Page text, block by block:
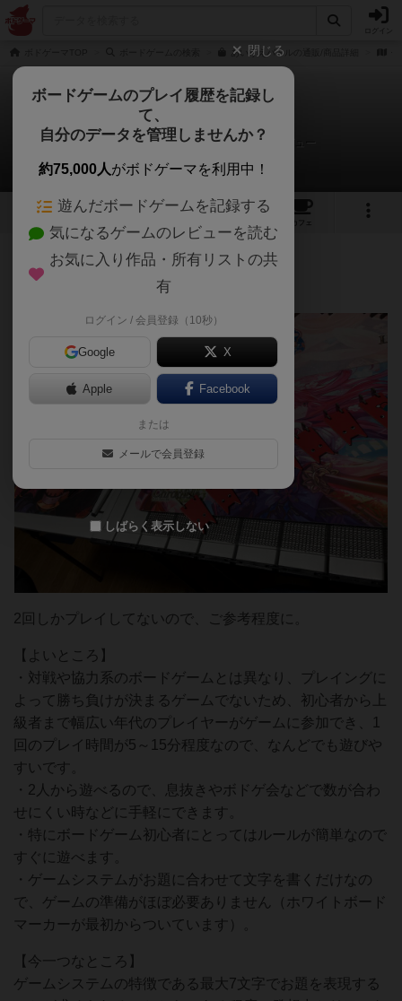
あいうえバトルの通販/商品詳細
あいうえバトル
water@ボードゲームサポーターさんのレビュー
12 2 29
カフェ
836名 4名 0 4年以上前
2回しかプレイしてないので、ご参考程度に。
【よいところ】
・対戦や協力系のボードゲームとは異なり、プレイングに
よって勝ち負けが決まるゲームでないため、初心者から上
級者まで幅広い年代のプレイヤーがゲームに参加でき、1
回のプレイ時間が5～15分程度なので、なんどでも遊びや
すいです。
・2人から遊べるので、息抜きやボドゲ会などで数が合わ
せにくい時などに手軽にできます。
・特にボードゲーム初心者にとってはルールが簡単なので
すぐに遊べます。
・ゲームシステムがお題に合わせて文字を書くだけなの
で、ゲームの準備がほぼ必要ありません（ホワイトボード
マーカーが最初からついています）。
【今一つなところ】
ゲームシステムの特徴である最大7文字でお題を表現する
閉じる
ボードゲームのプレイ履歴を記録し
て、
自分のデータを管理しませんか？
約75,000人がボドゲーマを利用中！
遊んだボードゲームを記録する
気になるゲームのレビューを読む
お気に入り作品・所有リストの共
有
ログイン / 会員登録（10秒）
Google X
Apple Facebook
または
メールで会員登録
しばらく表示しない